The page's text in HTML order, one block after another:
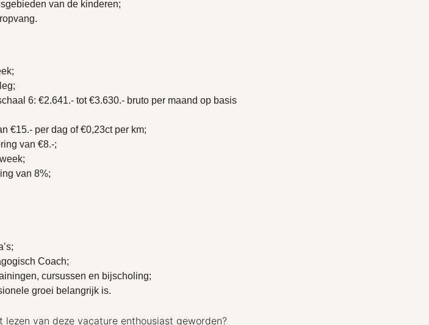
van de kinderen;
6: €2.641.- tot €3.630.- bruto per maand op basis
€15.- per dag of €0,23ct per km;
van €8.-;
van 8%;
Coach;
cursussen en bijscholing;
groei belangrijk is.
lezen van deze vacature enthousiast geworden?